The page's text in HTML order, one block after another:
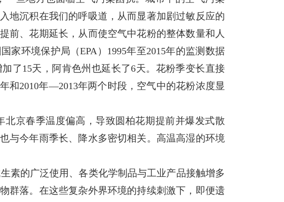
地沉积在我们的呼吸道，从而显著加剧过敏反应的
前、花期延长，从而使空气中花粉的整体数量和人
家环境保护局（EPA）1995年至2015年的监测数据
了15天，阿肯色州也延长了6天。花粉季变长直接
和2010年—2013年两个时段，空气中的花粉浓度显
京春季温度偏高，导致圆柏花期提前并爆发式散
与今年雨季长、降水多密切相关。高温高湿的环境
素的广泛使用、各类化学制品与工业产品接触增多
群落。在这些复杂外界环境的持续刺激下，即便遗